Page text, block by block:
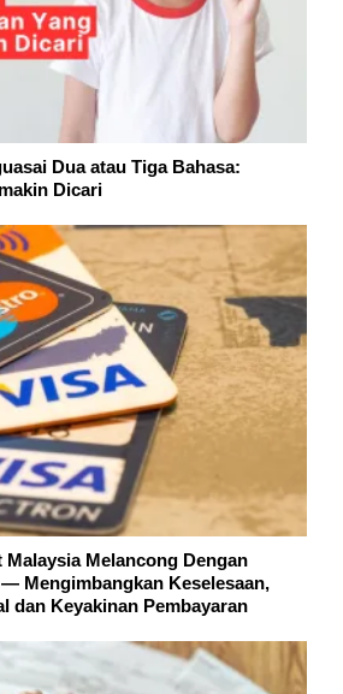
Dua atau Tiga Bahasa:
Dicari
Malaysia Melancong Dengan
Mengimbangkan Keselesaan,
dan Keyakinan Pembayaran